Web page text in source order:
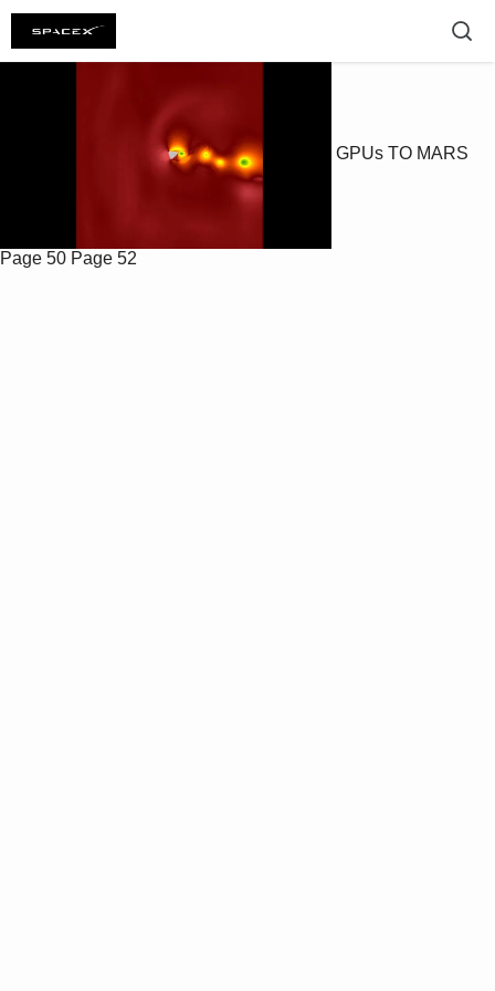
GPUs TO MARS
Page 50 Page 52